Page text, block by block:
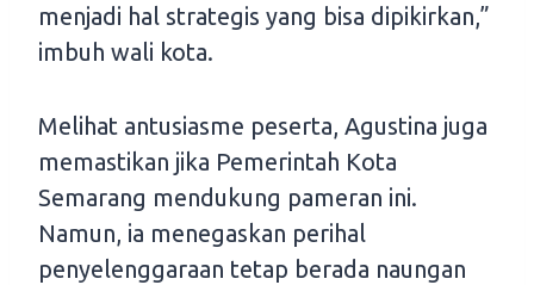
menjadi hal strategis yang bisa dipikirkan,”
imbuh wali kota.
Melihat antusiasme peserta, Agustina juga
memastikan jika Pemerintah Kota
Semarang mendukung pameran ini.
Namun, ia menegaskan perihal
penyelenggaraan tetap berada naungan